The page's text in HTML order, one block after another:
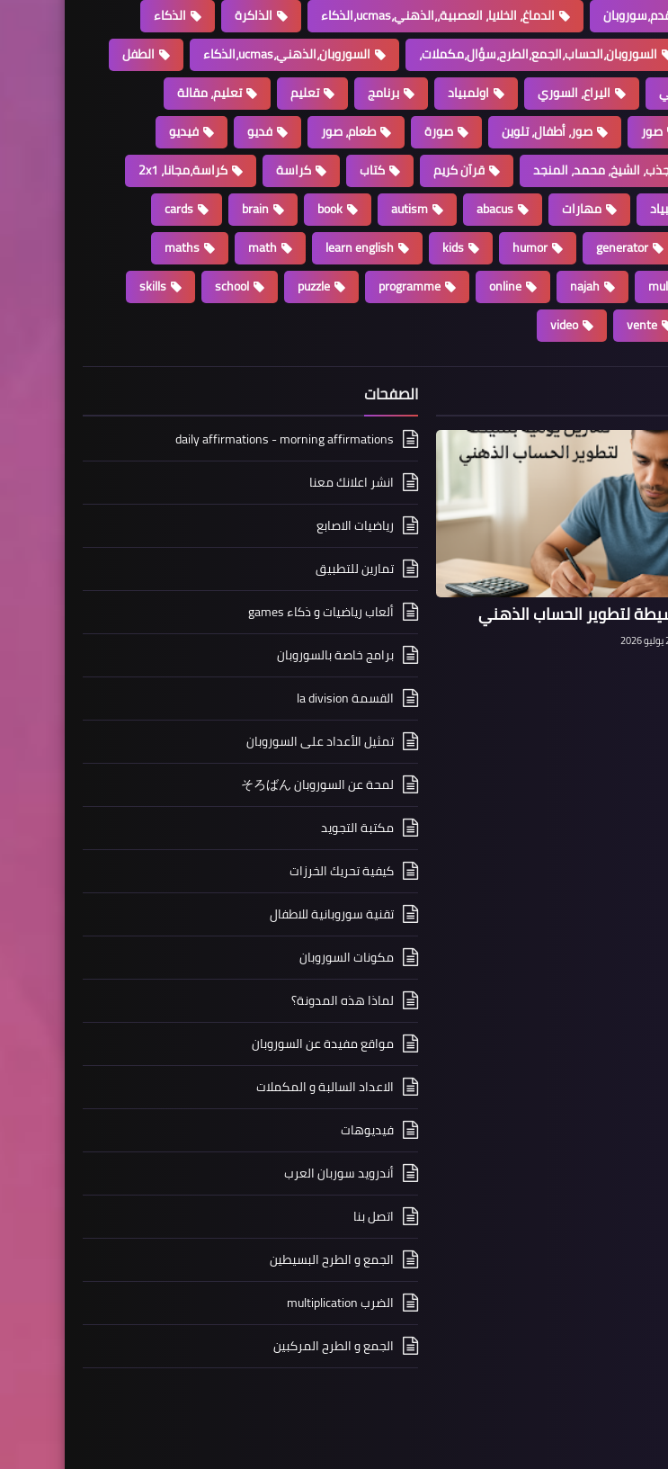
الدماغ، الخلايا، العصبية،،الذهني،ucmas،الذكاء الذاكرة
الذكاء
السوروبان،الحساب،الجمع،الطرح،سؤال،مكملات، السوروبان،الذهني،ucmas،الذكاء
الطفل
اليراع، السوري اولمبياد برنامج تعليم
تعليم، مقالة
صور صور، أطفال، تلوين صورة طعام، صور فديو
فيديو
الشيخ، محمد، المنجد قرآن كريم كتاب كراسة
كراسة،مجانا، 2x1
مهارات abacus
autism
book
brain
cards
generator
humor
kids
learn english
math
maths
najah
online
programme
puzzle
school
skills
vente
video
لتطوير الحساب الذهني
الصفحات
daily affirmations - morning affirmations
انشر اعلانك معنا
رياضيات الاصابع
تمارين للتطبيق
ألعاب رياضيات و ذكاء games
برامج خاصة بالسوروبان
القسمة la division
تمثيل الأعداد على السوروبان
لمحة عن السوروبان そろばん
مكتبة التجويد
كيفية تحريك الخرزات
تقنية سوروبانية للاطفال
مكونات السوروبان
لماذا هذه المدونة؟
مواقع مفيدة عن السوروبان
الاعداد السالبة و المكملات
فيديوهات
أندرويد سوربان العرب
اتصل بنا
الجمع و الطرح البسيطين
الضرب multiplication
الجمع و الطرح المركبين